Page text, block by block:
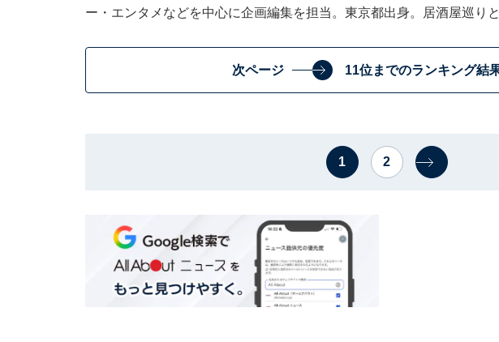
ー・エンタメなどを中心に企画編集を担当。東京都出身。居酒屋巡り
次ページ 11位までのランキング結
1 2